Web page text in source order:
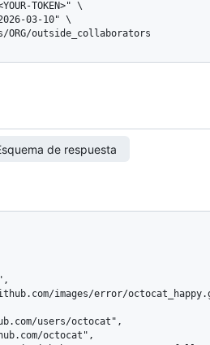
ORG/outside_collaborators
de respuesta